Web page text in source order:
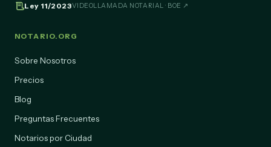
Ley 11/2023VIDEOLLAMADA NOTARIAL · BOE ↗
NOTARIO.ORG
Sobre Nosotros
Precios
Blog
Preguntas Frecuentes
Notarios por Ciudad